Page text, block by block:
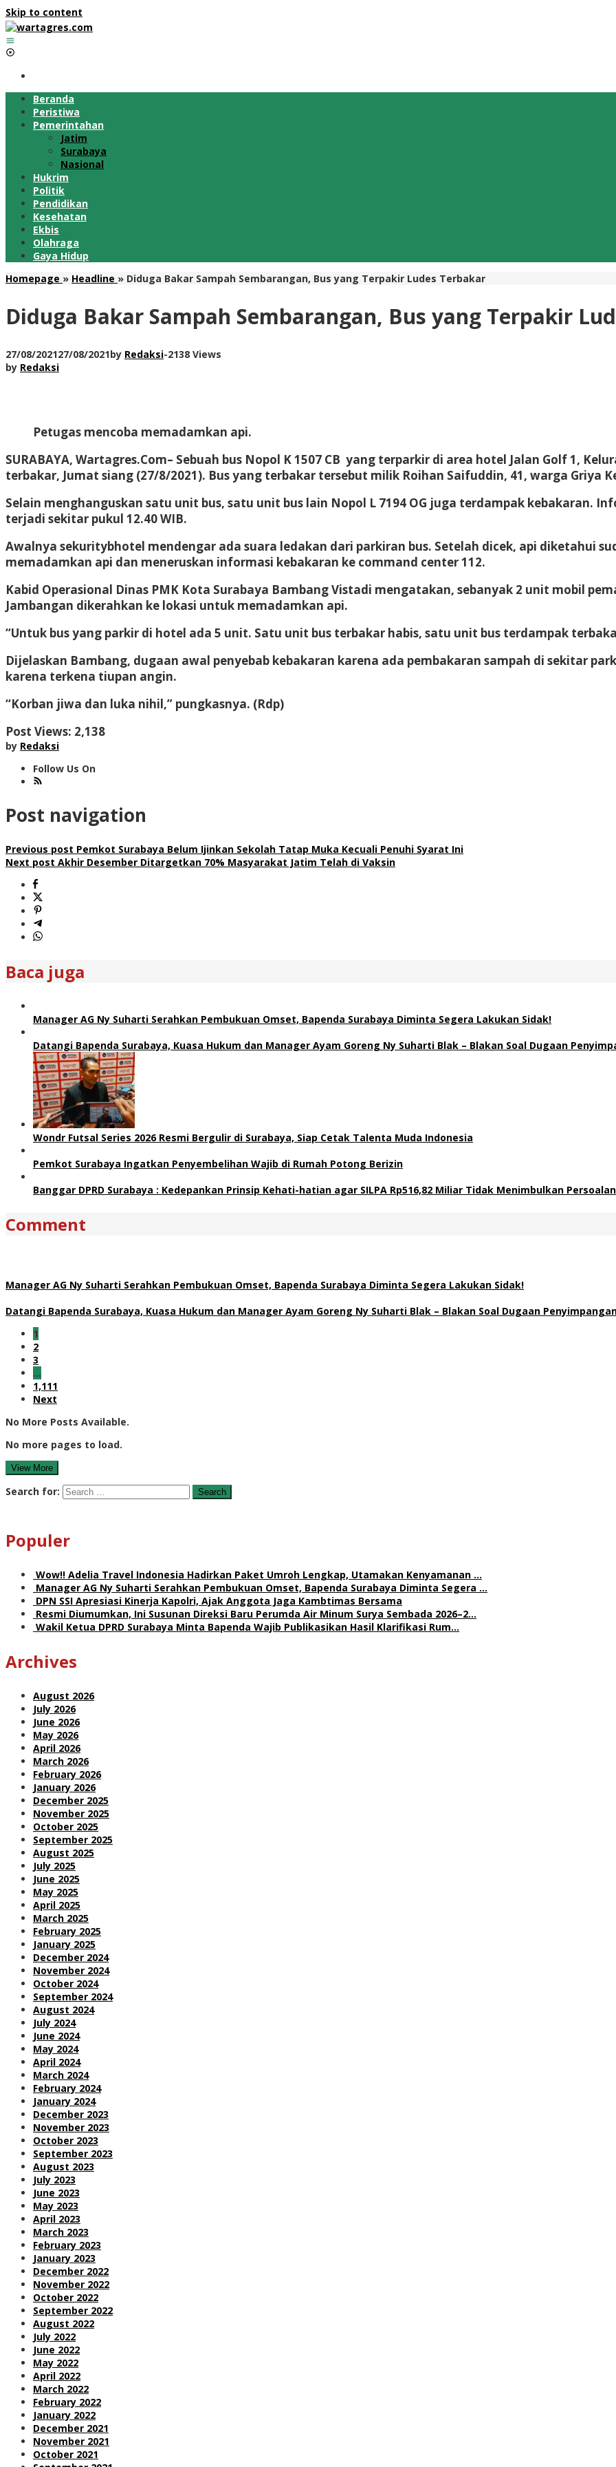
Skip to content
Beranda
Peristiwa
Pemerintahan
Jatim
Surabaya
Nasional
Hukrim
Politik
Pendidikan
Kesehatan
Ekbis
Olahraga
Gaya Hidup
Homepage » Headline » Diduga Bakar Sampah Sembarangan, Bus yang Terpakir Ludes Terbakar
Diduga Bakar Sampah Sembarangan, Bus yang Terpakir
27/08/202127/08/2021by Redaksi-2138 Views
by Redaksi
Petugas mencoba memadamkan api.
SURABAYA, Wartagres.Com– Sebuah bus Nopol K 1507 CB yang terparkir di area hotel Jalan Golf 1,
terbakar, Jumat siang (27/8/2021). Bus yang terbakar tersebut milik Roihan Saifuddin, 41, warga Griya
Selain menghanguskan satu unit bus, satu unit bus lain Nopol L 7194 OG juga terdampak kebakaran.
terjadi sekitar pukul 12.40 WIB.
Awalnya sekuritybhotel mendengar ada suara ledakan dari parkiran bus. Setelah dicek, api diketahui
memadamkan api dan meneruskan informasi kebakaran ke command center 112.
Kabid Operasional Dinas PMK Kota Surabaya Bambang Vistadi mengatakan, sebanyak 2 unit mobil
Jambangan dikerahkan ke lokasi untuk memadamkan api.
“Untuk bus yang parkir di hotel ada 5 unit. Satu unit bus terbakar habis, satu unit bus terdampak
Dijelaskan Bambang, dugaan awal penyebab kebakaran karena ada pembakaran sampah di sekitar
karena terkena tiupan angin.
“Korban jiwa dan luka nihil,” pungkasnya. (Rdp)
Post Views: 2,138
by Redaksi
Follow Us On
Post navigation
Previous post Pemkot Surabaya Belum Ijinkan Sekolah Tatap Muka Kecuali Penuhi Syarat Ini
Next post Akhir Desember Ditargetkan 70% Masyarakat Jatim Telah di Vaksin
Baca juga
Manager AG Ny Suharti Serahkan Pembukuan Omset, Bapenda Surabaya Diminta Segera Lakukan Sidak!
Datangi Bapenda Surabaya, Kuasa Hukum dan Manager Ayam Goreng Ny Suharti Blak – Blakan Soal Dugaan
Wondr Futsal Series 2026 Resmi Bergulir di Surabaya, Siap Cetak Talenta Muda Indonesia
Pemkot Surabaya Ingatkan Penyembelihan Wajib di Rumah Potong Berizin
Banggar DPRD Surabaya : Kedepankan Prinsip Kehati-hatian agar SILPA Rp516,82 Miliar Tidak Menimbulkan
Comment
Manager AG Ny Suharti Serahkan Pembukuan Omset, Bapenda Surabaya Diminta Segera Lakukan Sidak!
Datangi Bapenda Surabaya, Kuasa Hukum dan Manager Ayam Goreng Ny Suharti Blak – Blakan Soal Dugaan
1
2
3
…
1,111
Next
No More Posts Available.
No more pages to load.
View More
Search for:
Populer
Wow!! Adelia Travel Indonesia Hadirkan Paket Umroh Lengkap, Utamakan Kenyamanan …
Manager AG Ny Suharti Serahkan Pembukuan Omset, Bapenda Surabaya Diminta Segera …
DPN SSI Apresiasi Kinerja Kapolri, Ajak Anggota Jaga Kambtimas Bersama
Resmi Diumumkan, Ini Susunan Direksi Baru Perumda Air Minum Surya Sembada 2026–2…
Wakil Ketua DPRD Surabaya Minta Bapenda Wajib Publikasikan Hasil Klarifikasi Rum…
Archives
August 2026
July 2026
June 2026
May 2026
April 2026
March 2026
February 2026
January 2026
December 2025
November 2025
October 2025
September 2025
August 2025
July 2025
June 2025
May 2025
April 2025
March 2025
February 2025
January 2025
December 2024
November 2024
October 2024
September 2024
August 2024
July 2024
June 2024
May 2024
April 2024
March 2024
February 2024
January 2024
December 2023
November 2023
October 2023
September 2023
August 2023
July 2023
June 2023
May 2023
April 2023
March 2023
February 2023
January 2023
December 2022
November 2022
October 2022
September 2022
August 2022
July 2022
June 2022
May 2022
April 2022
March 2022
February 2022
January 2022
December 2021
November 2021
October 2021